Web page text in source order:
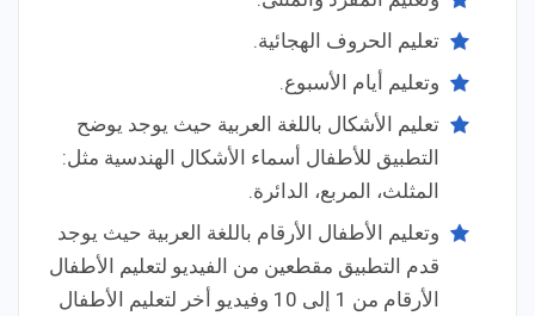
تعليم الحروف الهجائية.
وتعليم أيام الأسبوع.
تعليم الأشكال باللغة العربية حيث يوجد يوضح
التطبيق للأطفال أسماء الأشكال الهندسية مثل:
المثلث، المربع، الدائرة.
وتعليم الأطفال الأرقام باللغة العربية حيث يوجد
قدم التطبيق مقطعين من الفيديو لتعليم الأطفال
الأرقام من 1 إلى 10 وفيديو أخر لتعليم الأطفال